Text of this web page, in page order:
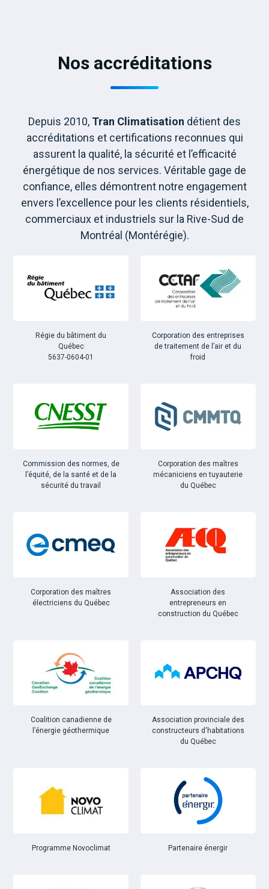
Nos accréditations
Depuis 2010, Tran Climatisation détient des
accréditations et certifications reconnues qui
assurent la qualité, la sécurité et l’efficacité
énergétique de nos services. Véritable gage de
confiance, elles démontrent notre engagement
envers l’excellence pour les clients résidentiels,
commerciaux et industriels sur la Rive-Sud de
Montréal (Montérégie).
Régie du bâtiment du
Québec
5637-0604-01
Corporation des entreprises
de traitement de l’air et du
froid
Commission des normes, de
l’équité, de la santé et de la
sécurité du travail
Corporation des maîtres
mécaniciens en tuyauterie
du Québec
Corporation des maîtres
électriciens du Québec
Association des
entrepreneurs en
construction du Québec
Coalition canadienne de
l’énergie géothermique
Association provinciale des
constructeurs d'habitations
du Québec
Programme Novoclimat Partenaire énergir